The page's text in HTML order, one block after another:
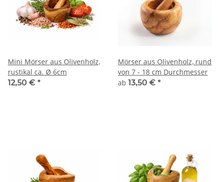
Mini Mörser aus Olivenholz,
rustikal ca. Ø 6cm
12,50 € *
Mörser aus Olivenholz, rund
von 7 - 18 cm Durchmesser
ab 13,50 € *